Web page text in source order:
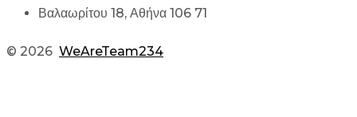
Βαλαωρίτου 18, Αθήνα 106 71
© 2026 WeAreTeam234